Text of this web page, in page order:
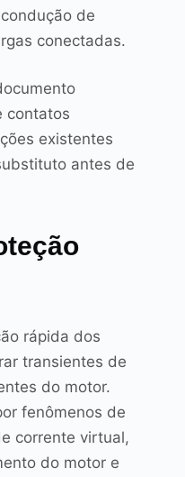
de
conectadas.
contatos
existentes
antes de
rápida dos
transientes de
do motor.
fenômenos de
corrente virtual,
do motor e